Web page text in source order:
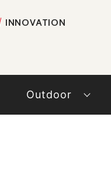
INNOVATION
Outdoor